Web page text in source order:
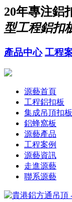
20年專注鋁
型工程鋁扣
產品中心 工程
源藝首頁
工程鋁扣板
集成吊頂扣板
鋁蜂窩板
源藝產品
工程案例
源藝資訊
走進源藝
聯系源藝